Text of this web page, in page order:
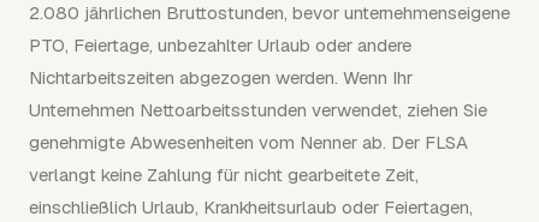
2.080 jährlichen Bruttostunden, bevor unternehmenseigene
PTO, Feiertage, unbezahlter Urlaub oder andere
Nichtarbeitszeiten abgezogen werden. Wenn Ihr
Unternehmen Nettoarbeitsstunden verwendet, ziehen Sie
genehmigte Abwesenheiten vom Nenner ab. Der FLSA
verlangt keine Zahlung für nicht gearbeitete Zeit,
einschließlich Urlaub, Krankheitsurlaub oder Feiertagen,